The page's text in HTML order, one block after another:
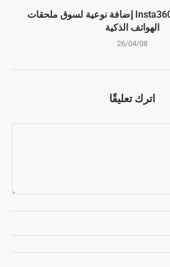
شاشة Snap من Insta360 إضافة نوعية لسوق ملحقات
الهواتف الذكية
26/04/08
اترك تعليقًا